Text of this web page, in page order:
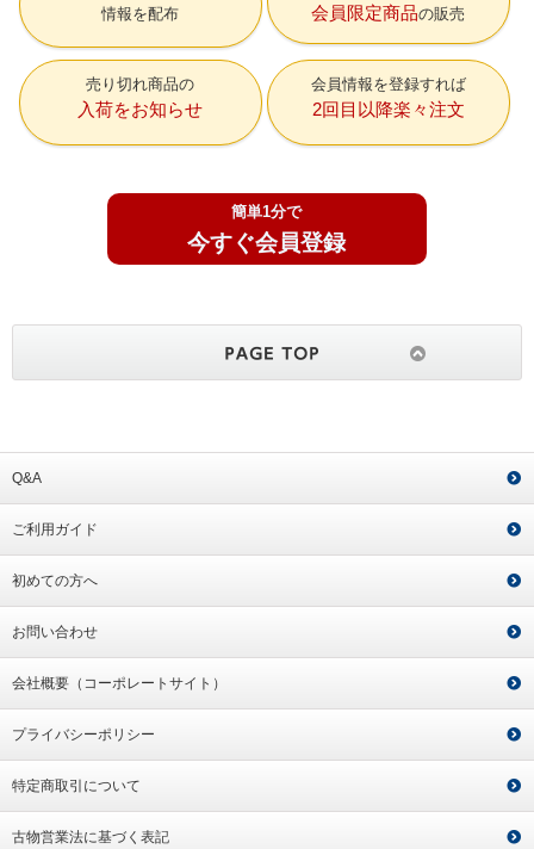
情報を配布 会員限定商品の販売
売り切れ商品の
入荷をお知らせ
会員情報を登録すれば
2回目以降楽々注文
簡単1分で
今すぐ会員登録
Q&A
ご利用ガイド
初めての方へ
お問い合わせ
会社概要（コーポレートサイト）
プライバシーポリシー
特定商取引について
古物営業法に基づく表記